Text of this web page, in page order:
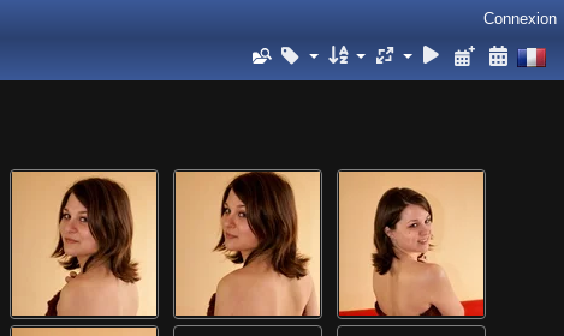
Connexion